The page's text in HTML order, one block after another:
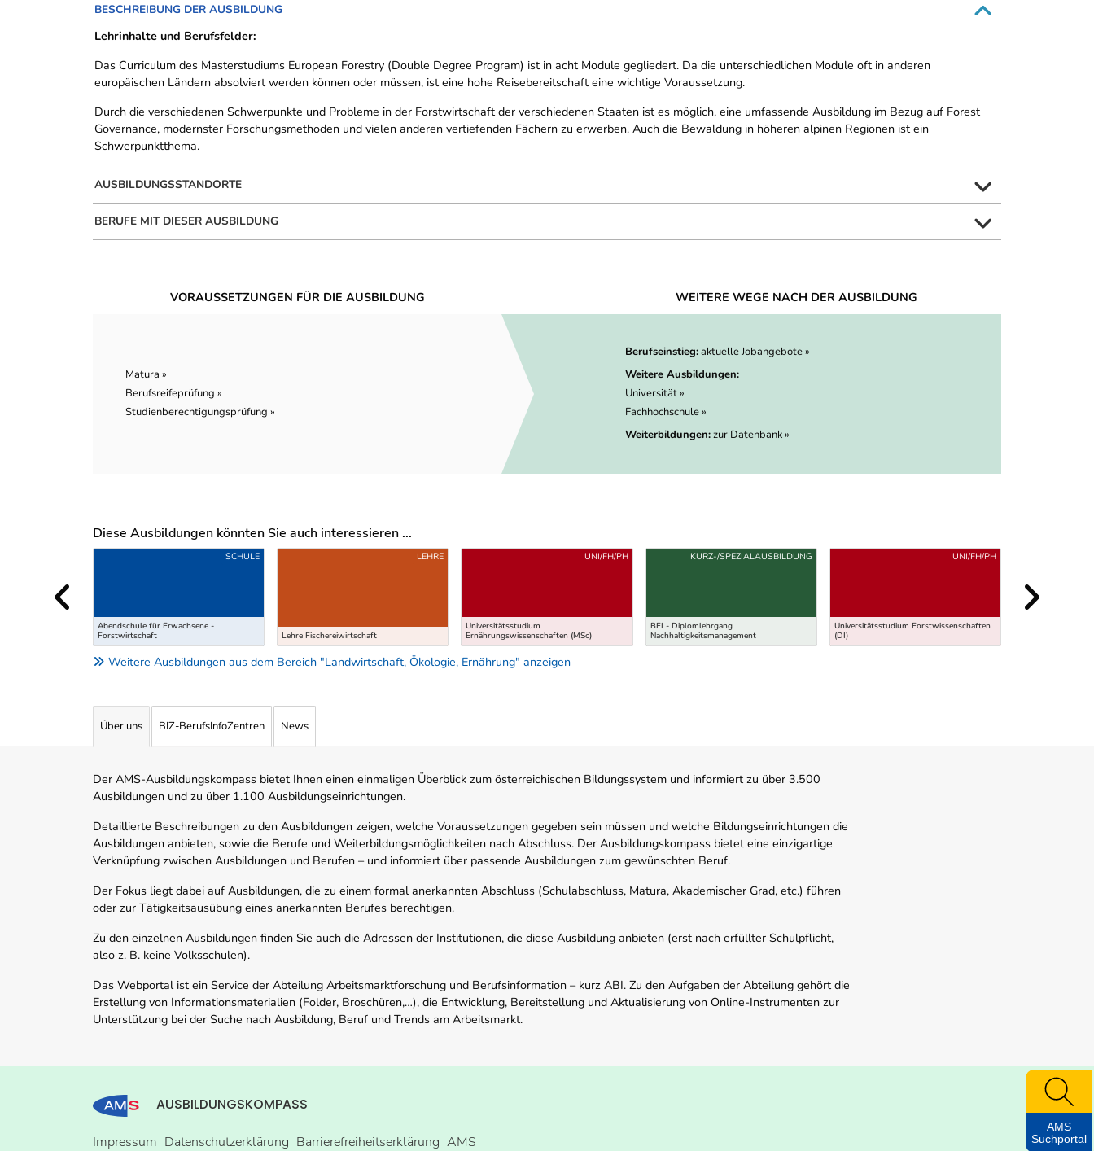
BESCHREIBUNG DER AUSBILDUNG
Lehrinhalte und Berufsfelder:
Das Curriculum des Masterstudiums European Forestry (Double Degree Program) ist in acht Module gegliedert. Da die unterschiedlichen Module oft in anderen
europäischen Ländern absolviert werden können oder müssen, ist eine hohe Reisebereitschaft eine wichtige Voraussetzung.
Durch die verschiedenen Schwerpunkte und Probleme in der Forstwirtschaft der verschiedenen Staaten ist es möglich, eine umfassende Ausbildung im Bezug auf Forest
Governance, modernster Forschungsmethoden und vielen anderen vertiefenden Fächern zu erwerben. Auch die Bewaldung in höheren alpinen Regionen ist ein
Schwerpunktthema.
AUSBILDUNGSSTANDORTE
BERUFE MIT DIESER AUSBILDUNG
VORAUSSETZUNGEN FÜR DIE AUSBILDUNG
Matura »
Berufsreifeprüfung »
Studienberechtigungsprüfung »
WEITERE WEGE NACH DER AUSBILDUNG
Berufseinstieg:aktuelle Jobangebote »
Weitere Ausbildungen:
Universität »
Fachhochschule »
Weiterbildungen:zur Datenbank »
Diese Ausbildungen könnten Sie auch interessieren ...
Uber weitere Ausbildungsvorschläge
Abendschule für Erwachsene -
Forstwirtschaft
SCHULE
Lehre Fischereiwirtschaft
LEHRE
Universitätsstudium
Ernährungswissenschaften (MSc)
UNI/FH/PH
BFI - Diplomlehrgang
Nachhaltigkeitsmanagement
KURZ-/SPEZIALAUSBILDUNG
Universitätsstudium Forstwissenschaften
(DI)
UNI/FH/PH
Weitere Ausbildungen aus dem Bereich "Landwirtschaft, Ökologie, Ernährung" anzeigen
Über uns BIZ-BerufsInfoZentren News
Der AMS-Ausbildungskompass bietet Ihnen einen einmaligen Überblick zum österreichischen Bildungssystem und informiert zu über 3.500
Ausbildungen und zu über 1.100 Ausbildungseinrichtungen.
Detaillierte Beschreibungen zu den Ausbildungen zeigen, welche Voraussetzungen gegeben sein müssen und welche Bildungseinrichtungen die
Ausbildungen anbieten, sowie die Berufe und Weiterbildungsmöglichkeiten nach Abschluss. Der Ausbildungskompass bietet eine einzigartige
Verknüpfung zwischen Ausbildungen und Berufen – und informiert über passende Ausbildungen zum gewünschten Beruf.
Der Fokus liegt dabei auf Ausbildungen, die zu einem formal anerkannten Abschluss (Schulabschluss, Matura, Akademischer Grad, etc.) führen
oder zur Tätigkeitsausübung eines anerkannten Berufes berechtigen.
Zu den einzelnen Ausbildungen finden Sie auch die Adressen der Institutionen, die diese Ausbildung anbieten (erst nach erfüllter Schulpflicht,
also z. B. keine Volksschulen).
Das Webportal ist ein Service der Abteilung Arbeitsmarktforschung und Berufsinformation – kurz ABI. Zu den Aufgaben der Abteilung gehört die
Erstellung von Informationsmaterialien (Folder, Broschüren,…), die Entwicklung, Bereitstellung und Aktualisierung von Online-Instrumenten zur
Unterstützung bei der Suche nach Ausbildung, Beruf und Trends am Arbeitsmarkt.
AUSBILDUNGSKOMPASS
Impressum Datenschutzerklärung Barrierefreiheitserklärung AMS
AMS
Suchportal